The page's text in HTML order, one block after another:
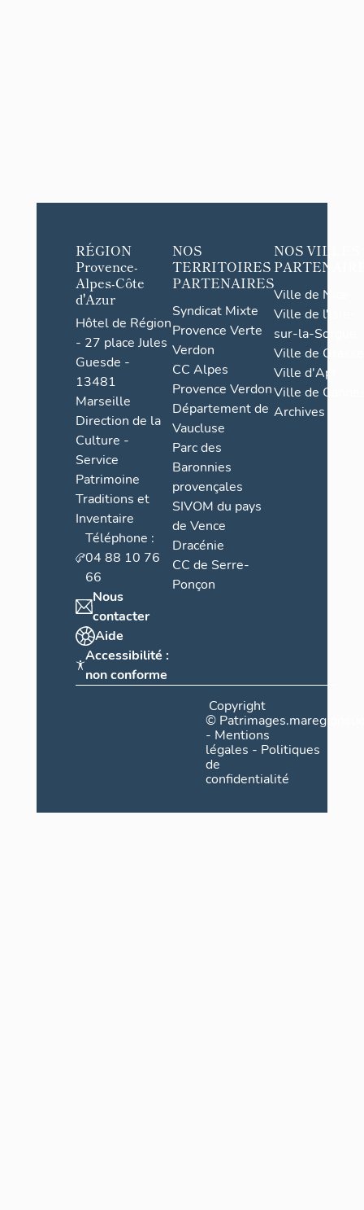
RÉGION
Provence-
Alpes-Côte
d'Azur
Hôtel de Région
- 27 place Jules
Guesde -
13481
Marseille
Direction de la
Culture -
Service
Patrimoine
Traditions et
Inventaire
Téléphone :
04 88 10 76
66
Nous
contacter
Aide
Accessibilité :
non conforme
NOS
TERRITOIRES
PARTENAIRES
Syndicat Mixte
Provence Verte
Verdon
CC Alpes
Provence Verdon
Département de
Vaucluse
Parc des
Baronnies
provençales
SIVOM du pays
de Vence
Dracénie
CC de Serre-
Ponçon
NOS VILLES
Ville de Nice
Ville de l'Isle-
sur-la-Sorgue
Ville de Grasse
Ville d'Apt
Ville de
Archives
Copyright
©
- Mentions
légales - Politiques
de
confidentialité